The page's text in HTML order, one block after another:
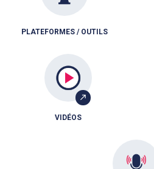
PLATEFORMES / OUTILS
VIDÉOS